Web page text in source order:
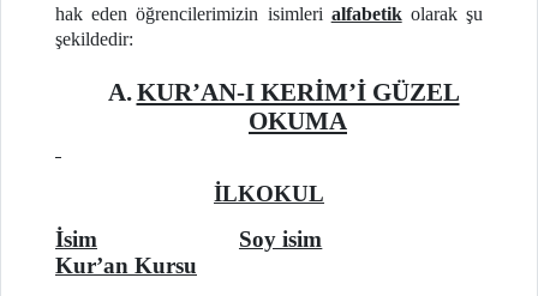
hak eden öğrencilerimizin isimleri alfabetikolarak şu
şekildedir:
A.KUR’AN-I KERİM’İ GÜZEL
OKUMA
İLKOKUL
İsim
Soy isim
Kur’an Kursu